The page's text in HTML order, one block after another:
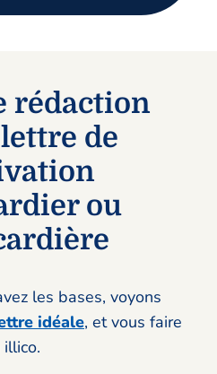
rédaction
de
ou
les bases, voyons
idéale, et vous faire